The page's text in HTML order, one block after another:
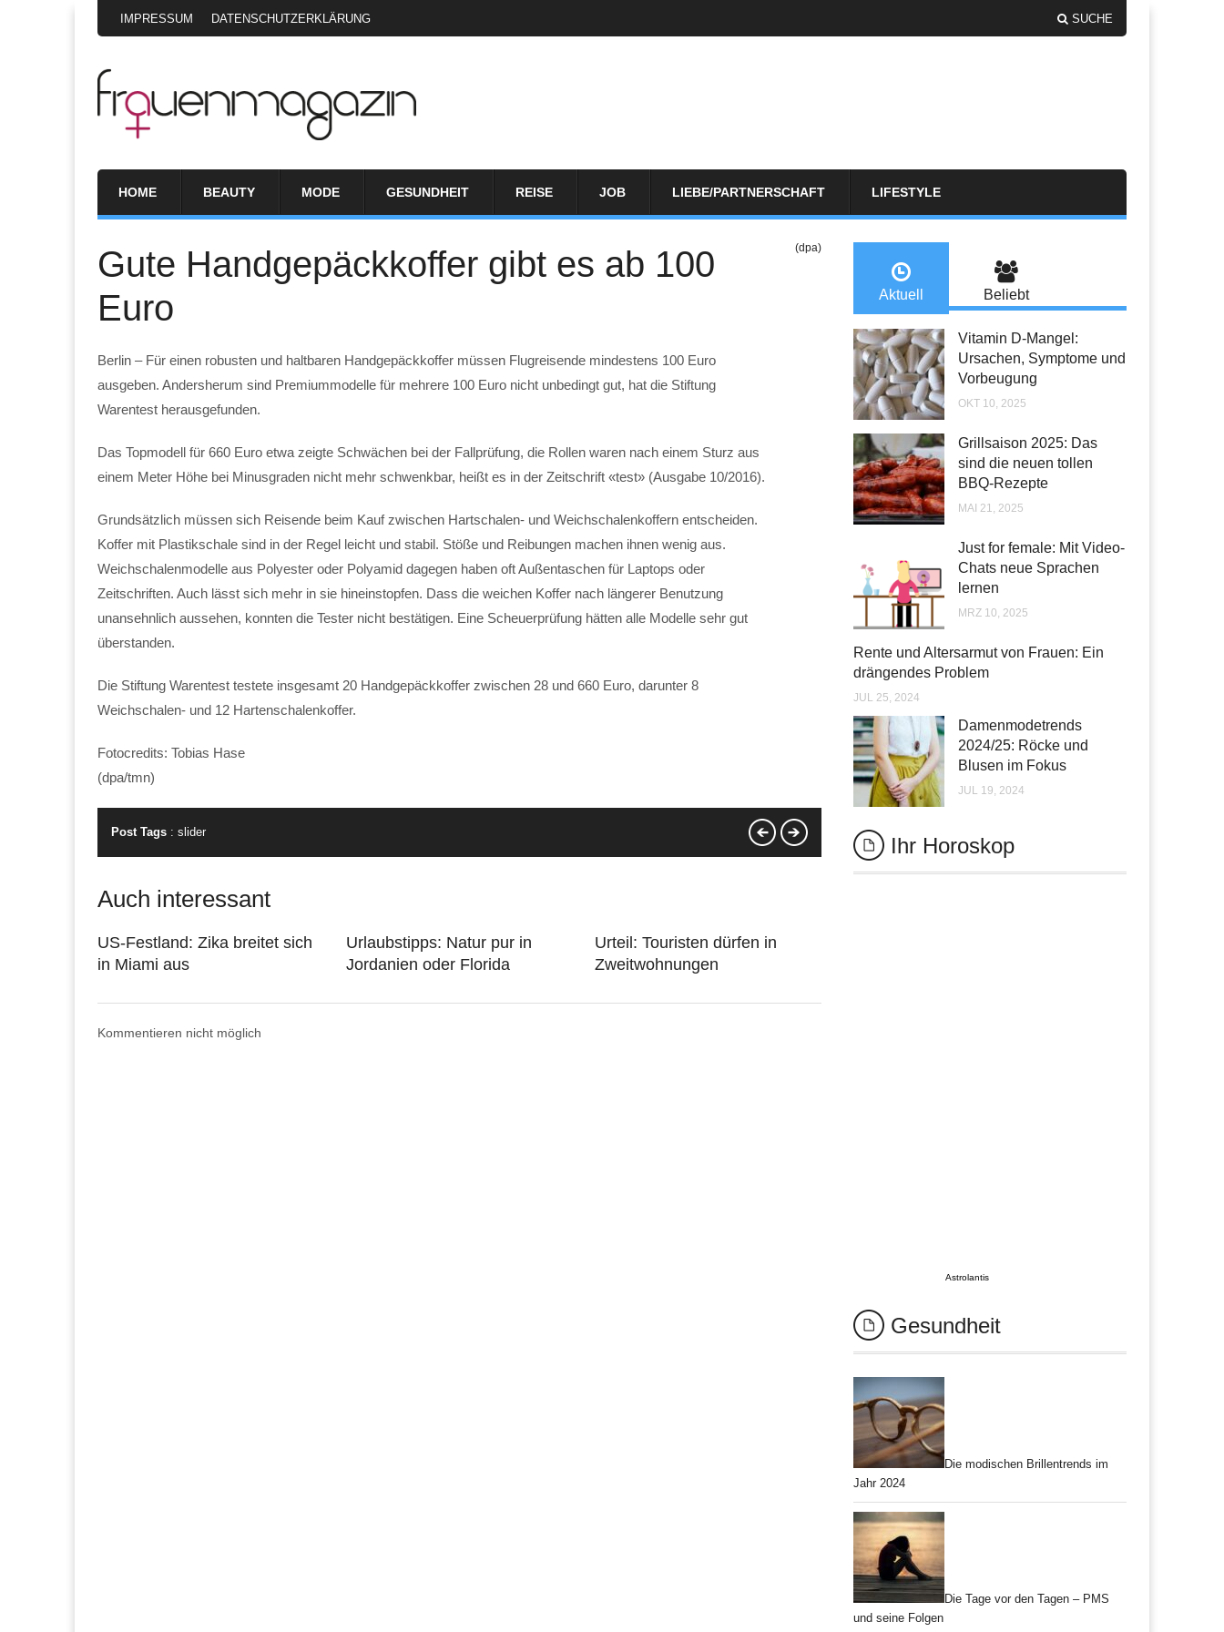
IMPRESSUM DATENSCHUTZERKLÄRUNG SUCHE
HOME BEAUTY MODE GESUNDHEIT REISE JOB LIEBE/PARTNERSCHAFT LIFESTYLE
Gute Handgepäckkoffer gibt es ab 100
Euro
(dpa)
Berlin – Für einen robusten und haltbaren Handgepäckkoffer müssen Flugreisende mindestens 100 Euro
ausgeben. Andersherum sind Premiummodelle für mehrere 100 Euro nicht unbedingt gut, hat die Stiftung
Warentest herausgefunden.
Das Topmodell für 660 Euro etwa zeigte Schwächen bei der Fallprüfung, die Rollen waren nach einem Sturz aus
einem Meter Höhe bei Minusgraden nicht mehr schwenkbar, heißt es in der Zeitschrift «test» (Ausgabe 10/2016).
Grundsätzlich müssen sich Reisende beim Kauf zwischen Hartschalen- und Weichschalenkoffern entscheiden.
Koffer mit Plastikschale sind in der Regel leicht und stabil. Stöße und Reibungen machen ihnen wenig aus.
Weichschalenmodelle aus Polyester oder Polyamid dagegen haben oft Außentaschen für Laptops oder
Zeitschriften. Auch lässt sich mehr in sie hineinstopfen. Dass die weichen Koffer nach längerer Benutzung
unansehnlich aussehen, konnten die Tester nicht bestätigen. Eine Scheuerprüfung hätten alle Modelle sehr gut
überstanden.
Die Stiftung Warentest testete insgesamt 20 Handgepäckkoffer zwischen 28 und 660 Euro, darunter 8
Weichschalen- und 12 Hartenschalenkoffer.
Fotocredits: Tobias Hase
(dpa/tmn)
Post Tags : slider
Auch interessant
US-Festland: Zika breitet sich
in Miami aus
Urlaubstipps: Natur pur in
Jordanien oder Florida
Urteil: Touristen dürfen in
Zweitwohnungen
Kommentieren nicht möglich
Aktuell Beliebt
Vitamin D-Mangel:
Ursachen, Symptome und
Vorbeugung
OKT 10, 2025
Grillsaison 2025: Das
sind die neuen tollen
BBQ-Rezepte
MAI 21, 2025
Just for female: Mit Video-
Chats neue Sprachen
lernen
MRZ 10, 2025
Rente und Altersarmut von Frauen: Ein
drängendes Problem
JUL 25, 2024
Damenmodetrends
2024/25: Röcke und
Blusen im Fokus
JUL 19, 2024
Ihr Horoskop
Astrolantis
Gesundheit
Die modischen Brillentrends im
Jahr 2024
Die Tage vor den Tagen – PMS
und seine Folgen